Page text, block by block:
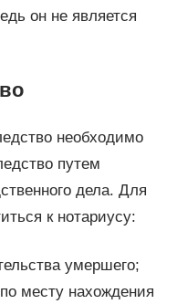
он не является
необходимо
путем
дела. Для
к нотариусу:
умершего;
месту нахождения